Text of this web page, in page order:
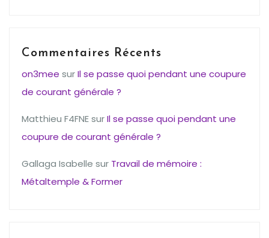
Commentaires Récents
on3mee surIl se passe quoi pendant une coupure
de courant générale ?
Matthieu F4FNEsurIl se passe quoi pendant une
coupure de courant générale ?
Gallaga Isabelle sur Travail de mémoire :
Métaltemple & Former